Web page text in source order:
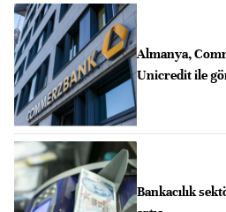
Almanya,
Unicredit ile
Bankacılık